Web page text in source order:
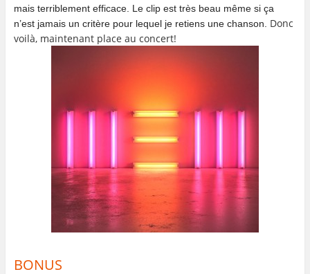
mais terriblement efficace. Le clip est très beau même si ça
n’est jamais un critère pour lequel je retiens une chanson.
Donc
voilà, maintenant place au concert!
BONUS